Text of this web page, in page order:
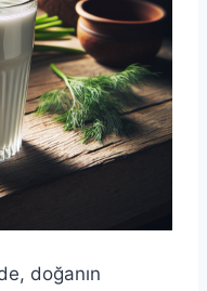
doğanın